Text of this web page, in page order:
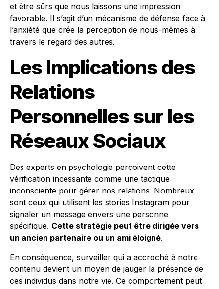
et être sûrs que nous laissons une impression
favorable. Il s’agit d’un mécanisme de défense face à
l’anxiété que crée la perception de nous-mêmes à
travers le regard des autres.
Les Implications des
Relations
Personnelles sur les
Réseaux Sociaux
Des experts en psychologie perçoivent cette
vérification incessante comme une tactique
inconsciente pour gérer nos relations. Nombreux
sont ceux qui utilisent les stories Instagram pour
signaler un message envers une personne
spécifique. Cette stratégie peut être dirigée vers
un ancien partenaire ou un ami éloigné.
En conséquence, surveiller qui a accroché à notre
contenu devient un moyen de jauger la présence de
ces individus dans notre vie. Ce comportement peut